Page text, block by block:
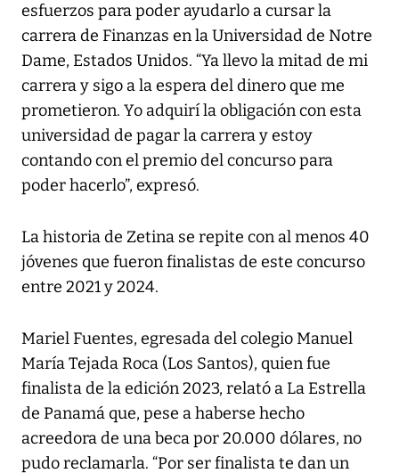
esfuerzos para poder ayudarlo a cursar la
carrera de Finanzas en la Universidad de Notre
Dame, Estados Unidos. “Ya llevo la mitad de mi
carrera y sigo a la espera del dinero que me
prometieron. Yo adquirí la obligación con esta
universidad de pagar la carrera y estoy
contando con el premio del concurso para
poder hacerlo”, expresó.
La historia de Zetina se repite con al menos 40
jóvenes que fueron finalistas de este concurso
entre 2021 y 2024.
Mariel Fuentes, egresada del colegio Manuel
María Tejada Roca (Los Santos), quien fue
finalista de la edición 2023, relató a La Estrella
de Panamá que, pese a haberse hecho
acreedora de una beca por 20.000 dólares, no
pudo reclamarla. “Por ser finalista te dan un